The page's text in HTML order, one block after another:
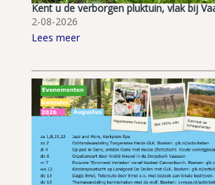
Kent u de verborgen pluktuin, vlak bij
2-08-2026
Lees meer